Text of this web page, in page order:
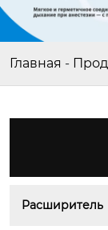
Главная -
Расширитель